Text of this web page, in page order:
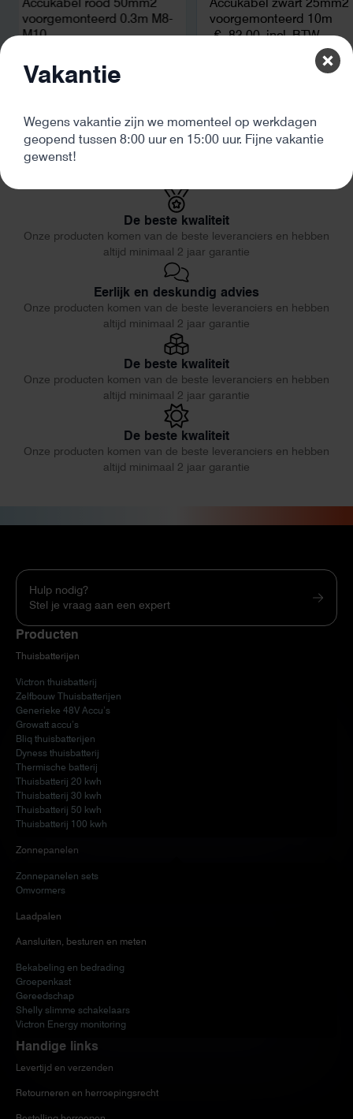
voorgemonteerd 0.3m M8-
M10
voorgemonteerd 10m
€83,00 incl. BTW
De beste kwaliteit
Onze producten komen van de beste leveranciers en hebben
altijd minimaal 2 jaar garantie
Eerlijk en deskundig advies
Onze producten komen van de beste leveranciers en hebben
altijd minimaal 2 jaar garantie
De beste kwaliteit
Onze producten komen van de beste leveranciers en hebben
altijd minimaal 2 jaar garantie
De beste kwaliteit
Onze producten komen van de beste leveranciers en hebben
altijd minimaal 2 jaar garantie
Hulp nodig?
Stel je vraag aan een expert
Producten
Thuisbatterijen
Victron thuisbatterij
Zelfbouw Thuisbatterijen
Generieke 48V Accu’s
Growatt accu’s
Bliq thuisbatterijen
Dyness thuisbatterij
Thermische batterij
Thuisbatterij 20 kwh
Thuisbatterij 30 kwh
Thuisbatterij 50 kwh
Thuisbatterij 100 kwh
Zonnepanelen
Zonnepanelen sets
Omvormers
Laadpalen
Aansluiten, besturen en meten
Bekabeling en bedrading
Groepenkast
Gereedschap
Shelly slimme schakelaars
Victron Energy monitoring
Handige links
Levertijd en verzenden
Retourneren en herroepingsrecht
Vakantie
Wegens vakantie zijn we momenteel op werkdagen
geopend tussen 8:00 uur en 15:00 uur. Fijne vakantie
gewenst!